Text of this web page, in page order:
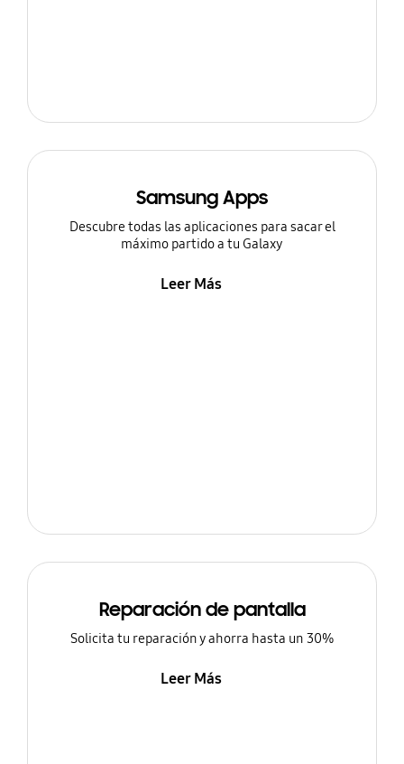
Samsung Apps
Descubre todas las aplicaciones para sacar el
máximo partido a tu Galaxy
Leer Más
Reparación de pantalla
Solicita tu reparación y ahorra hasta un 30%
Leer Más